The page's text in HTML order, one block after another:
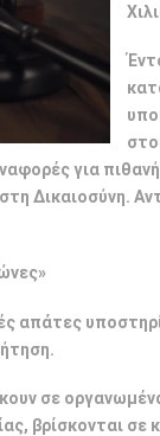
για
Δικαιοσύνη.
απάτες
σε
βρίσκονται